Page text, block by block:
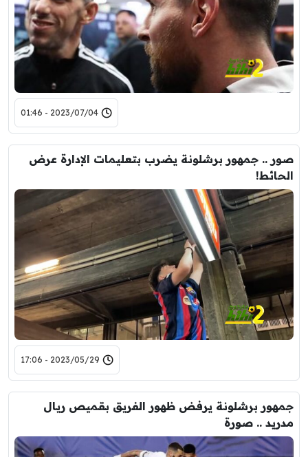
2023/07/04 - 01:46
صور .. جمهور برشلونة يضرب بتعليمات الإدارة عرض
الحائط!
2023/05/29 - 17:06
جمهور برشلونة يرفض ظهور الفريق بقميص ريال
مدريد .. صورة